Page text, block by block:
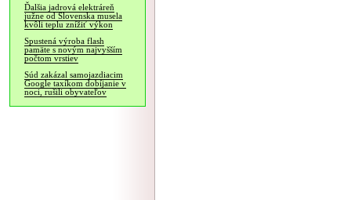
Ďalšia jadrová elektráreň
južne od Slovenska musela
kvôli teplu znížiť výkon
Spustená výroba flash
pamäte s novým najvyšším
počtom vrstiev
Súd zakázal samojazdiacim
Google taxíkom dobíjanie v
noci, rušili obyvateľov